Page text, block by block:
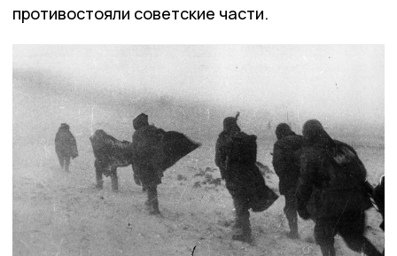
противостояли советские части.